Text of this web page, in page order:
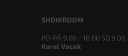
SHOWROOM
PO-PÁ 9.00 - 18.00 SO 9.00
Karel Vacek